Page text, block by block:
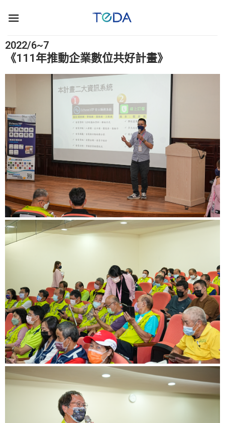
2022/6~7
《111年推動企業數位共好計畫》